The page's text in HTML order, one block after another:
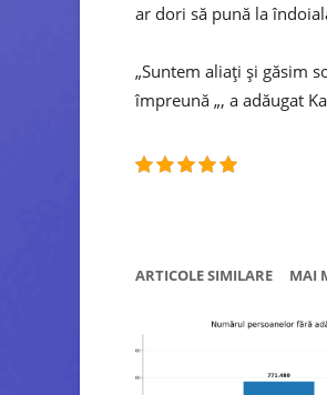
ar dori să pună la
„Suntem aliați și găsim
împreună „, a adăugat
ARTICOLE SIMILARE MAI